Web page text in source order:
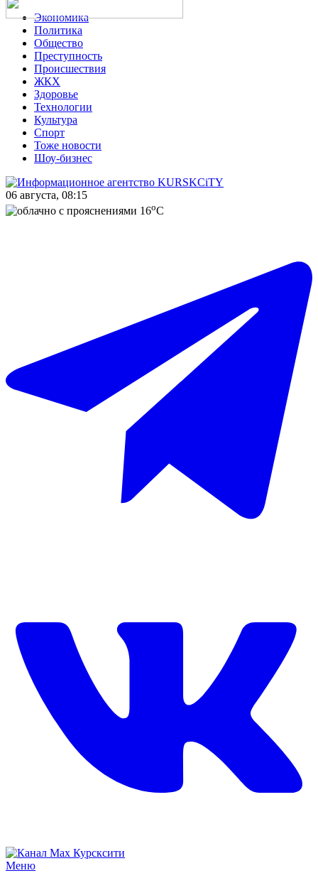
Экономика
Политика
Общество
Преступность
Происшествия
ЖКХ
Здоровье
Технологии
Культура
Спорт
Тоже новости
Шоу-бизнес
06 августа, 08:15
16oC
Меню